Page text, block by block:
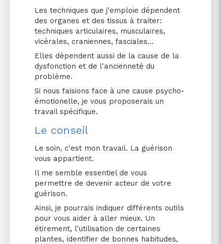
Les techniques que j'emploie dépendent
des organes et des tissus à traiter:
techniques articulaires, musculaires,
vicérales, craniennes, fasciales...
Elles dépendent aussi de la cause de la
dysfonction et de l'ancienneté du
problème.
Si nous faisions face à une cause psycho-
émotionelle, je vous proposerais un
travail spécifique.
Le conseil
Le soin, c'est mon travail. La guérison
vous appartient.
Il me semble essentiel de vous
permettre de devenir acteur de votre
guérison.
Ainsi, je pourrais indiquer différents outils
pour vous aider à aller mieux. Un
étirement, l'utilisation de certaines
plantes, identifier de bonnes habitudes,